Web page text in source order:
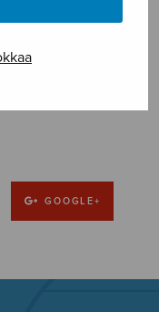
GOOGLE+